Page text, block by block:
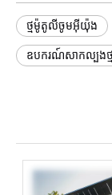
ថ្មម៉ូតូលីចូមអ៊ីយ៉ុង
ឧបករណ៍សាកល្បង